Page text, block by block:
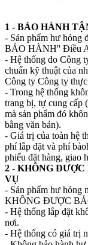
1 - BẢO HÀNH
- Sản phẩm hư
BẢO HÀNH'' Điều
- Hệ thống do Công
chuẩn kỹ thuật của
Công ty Công ty
- Trong hệ thống
trang bị, tự cung cấp
mà sản phẩm đó
bằng văn bản).
- Giá trị của toàn hệ
phí lắp đặt và phí
phiếu đặt hàng, giao
2 - KHÔNG
VỤ
- Sản phẩm hư
KHÔNG ĐƯỢC
- Hệ thống lắp đặt
nơi.
- Hệ thống có giá trị